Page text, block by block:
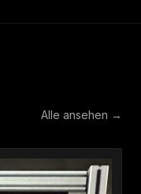
Alle ansehen →